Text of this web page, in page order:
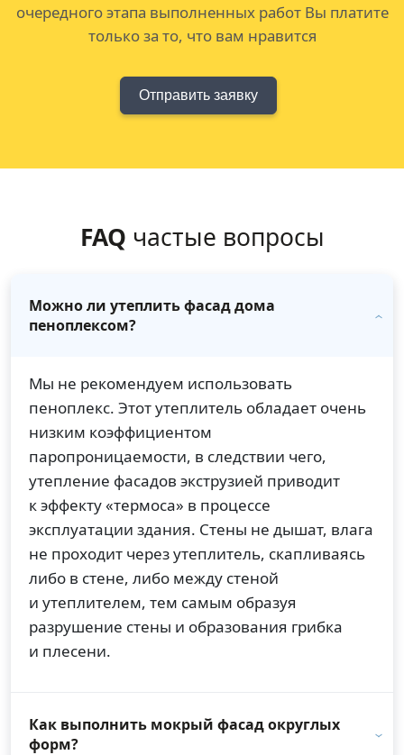
очередного этапа выполненных работ Вы платите
только за то, что вам нравится
Отправить заявку
FAQ частые вопросы
Можно ли утеплить фасад дома
пеноплексом?
Мы не рекомендуем использовать
пеноплекс. Этот утеплитель обладает очень
низким коэффициентом
паропроницаемости, в следствии чего,
утепление фасадов экструзией приводит
к эффекту «термоса» в процессе
эксплуатации здания. Стены не дышат, влага
не проходит через утеплитель, скапливаясь
либо в стене, либо между стеной
и утеплителем, тем самым образуя
разрушение стены и образования грибка
и плесени.
Как выполнить мокрый фасад округлых
форм?